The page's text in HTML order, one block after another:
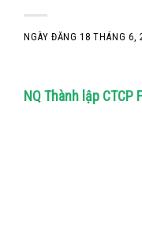
NGÀY ĐĂNG18 THÁNG 6,
NQ Thành lập CTCP